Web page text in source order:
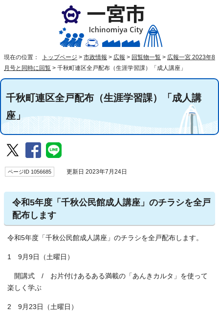
現在の位置： トップページ > 市政情報 > 広報 > 回覧物一覧 > 広報一宮 2023年8
月号と同時に回覧 > 千秋町連区全戸配布（生涯学習課）「成人講座」
千秋町連区全戸配布（生涯学習課）「成人講
座」
ページID 1056685 更新日 2023年7月24日
令和5年度「千秋公民館成人講座」のチラシを全戸
配布します
令和5年度「千秋公民館成人講座」のチラシを全戸配布します。
1 9月9日（土曜日）
開講式 / お片付けあるある満載の「あんきカルタ」を使って
楽しく学ぶ
2 9月23日（土曜日）